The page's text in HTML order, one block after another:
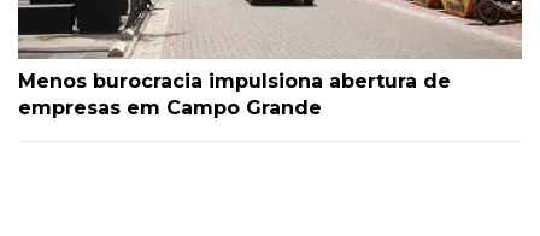
Menos burocracia impulsiona abertura de
empresas em Campo Grande